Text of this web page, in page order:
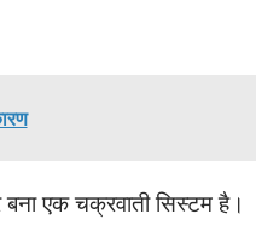
बना एक चक्रवाती सिस्टम है।